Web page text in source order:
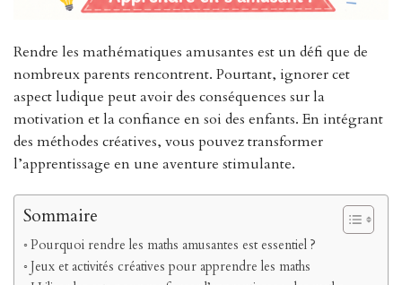
Rendre les mathématiques amusantes est un défi que de
nombreux parents rencontrent. Pourtant, ignorer cet
aspect ludique peut avoir des conséquences sur la
motivation et la confiance en soi des enfants. En intégrant
des méthodes créatives, vous pouvez transformer
l’apprentissage en une aventure stimulante.
Sommaire
Pourquoi rendre les maths amusantes est essentiel ?
Jeux et activités créatives pour apprendre les maths